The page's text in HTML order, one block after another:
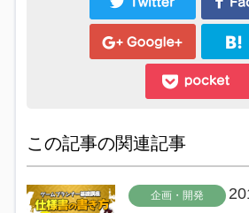
この記事の関連記事
企画・開発